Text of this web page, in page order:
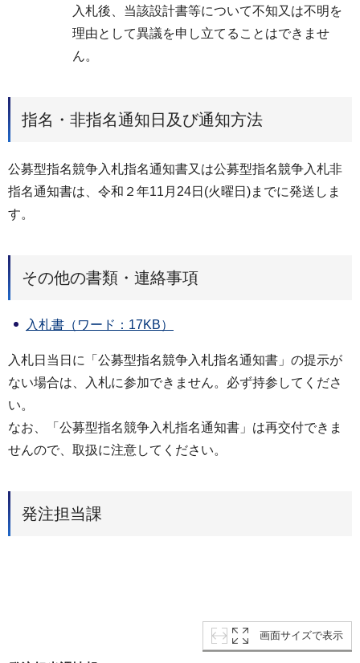
入札後、当該設計書等について不知又は不明を
理由として異議を申し立てることはできませ
ん。
指名・非指名通知日及び通知方法
公募型指名競争入札指名通知書又は公募型指名競争入札非
指名通知書は、令和２年11月24日(火曜日)までに発送しま
す。
その他の書類・連絡事項
入札書（ワード：17KB）
入札日当日に「公募型指名競争入札指名通知書」の提示が
ない場合は、入札に参加できません。必ず持参してくださ
い。
なお、「公募型指名競争入札指名通知書」は再交付できま
せんので、取扱に注意してください。
発注担当課
画面サイズで表示